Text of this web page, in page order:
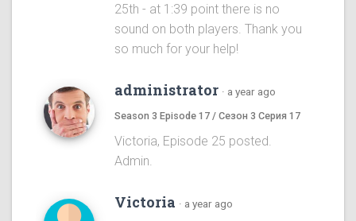
25th - at 1:39 point there is no
sound on both players. Thank you
so much for your help!
administrator · a year ago
Season 3 Episode 17 / Сезон 3 Серия 17
Victoria, Episode 25 posted.
Admin.
Victoria · a year ago